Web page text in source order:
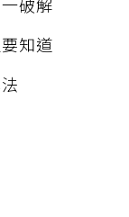
破解
知道